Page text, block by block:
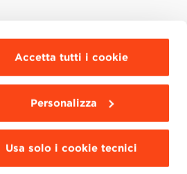
Accetta tutti i cookie
Personalizza
Usa solo i cookie tecnici